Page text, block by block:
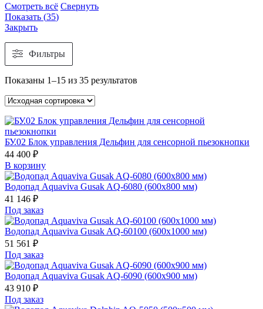
Смотреть всё Свернуть
Показать (35)
Закрыть
Фильтры
Показаны 1–15 из 35 результатов
БУ.02 Блок управления Дельфин для сенсорной пьезокнопки
44 400 ₽
В корзину
Водопад Aquaviva Gusak AQ-6080 (600х800 мм)
41 146 ₽
Под заказ
Водопад Aquaviva Gusak AQ-60100 (600х1000 мм)
51 561 ₽
Под заказ
Водопад Aquaviva Gusak AQ-6090 (600х900 мм)
43 910 ₽
Под заказ